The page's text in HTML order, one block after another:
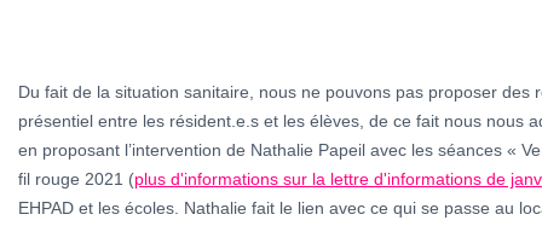
Du fait de la situation sanitaire, nous ne pouvons pas proposer des
présentiel entre les résident.e.s et les élèves, de ce fait nous nous
en proposant l’intervention de Nathalie Papeil avec les séances «
fil rouge 2021 (plus d'informations sur la lettre d'informations de
EHPAD et les écoles. Nathalie fait le lien avec ce qui se passe au